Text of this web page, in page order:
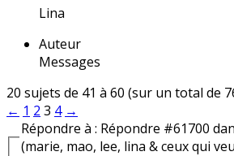
Lina
Auteur
Messages
20 sujets de 41 à 60 (sur un total de
← 1 2 3 4 →
Répondre à : Répondre #61700
(marie, mao, lee, lina & ceux qui